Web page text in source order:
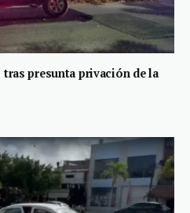
presunta privación de la